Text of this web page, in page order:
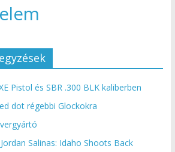
Pistol és SBR .300 BLK kaliberben
dot régebbi Glockokra
Salinas: Idaho Shoots Back